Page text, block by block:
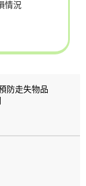
情況
防走失物品